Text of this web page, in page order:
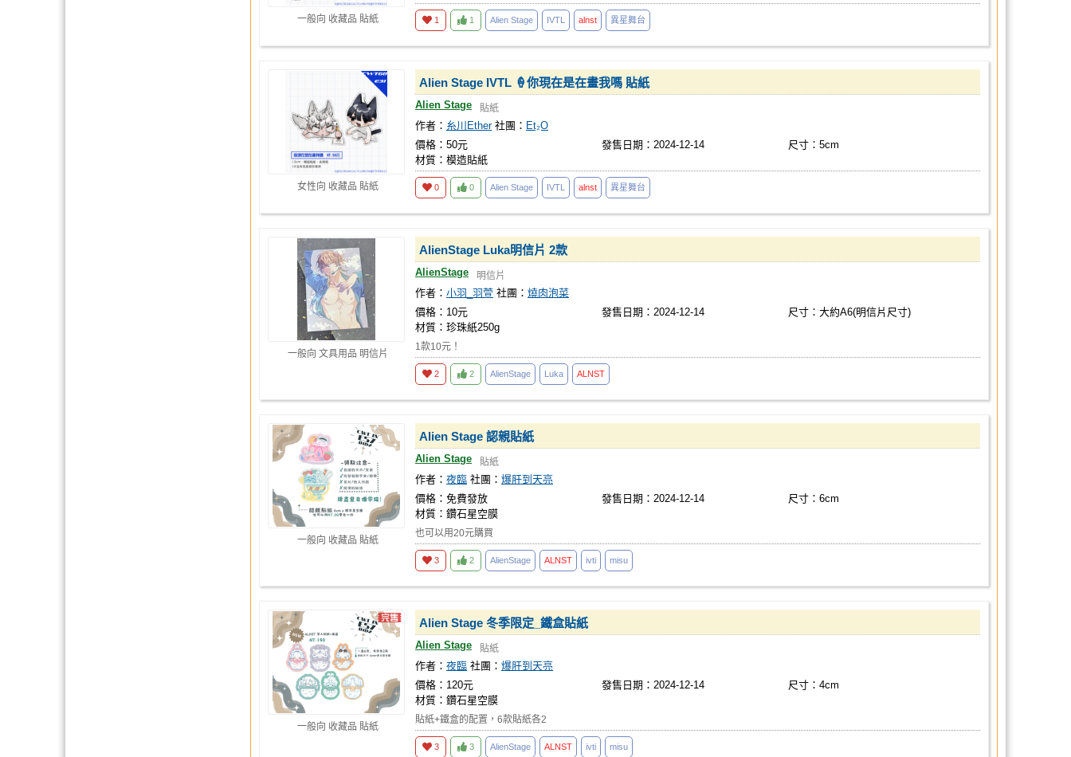
一般向 收藏品 貼紙 1 1 Alien Stage IVTL alnst 異星舞台
女性向 收藏品 貼紙
Alien Stage IVTL 🍦你現在是在畫我嗎 貼紙
Alien Stage 貼紙
作者： 糸川Ether 社團： Et₂O
價格：50元
發售日期：2024-12-14
尺寸：5cm
材質：模造貼紙
0 0 Alien Stage IVTL alnst 異星舞台
一般向 文具用品 明信片
AlienStage Luka明信片 2款
AlienStage 明信片
作者： 小羽_羽萱 社團： 燒肉泡菜
價格：10元
發售日期：2024-12-14
尺寸：大約A6(明信片尺寸)
材質：珍珠紙250g
1款10元！
2 2 AlienStage Luka ALNST
一般向 收藏品 貼紙
Alien Stage 認親貼紙
Alien Stage 貼紙
作者： 夜臨 社團： 爆肝到天亮
價格：免費發放
發售日期：2024-12-14
尺寸：6cm
材質：鑽石星空膜
也可以用20元購買
3 2 AlienStage ALNST ivti misu
一般向 收藏品 貼紙
Alien Stage 冬季限定_鐵盒貼紙
Alien Stage 貼紙
作者： 夜臨 社團： 爆肝到天亮
價格：120元
發售日期：2024-12-14
尺寸：4cm
材質：鑽石星空膜
貼紙+鐵盒的配置，6款貼紙各2
3 3 AlienStage ALNST ivti misu